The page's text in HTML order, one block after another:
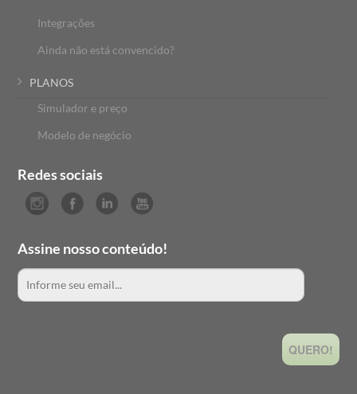
Integrações
Ainda não está convencido?
PLANOS
Simulador e preço
Modelo de negócio
Redes sociais
Assine nosso conteúdo!
QUERO!